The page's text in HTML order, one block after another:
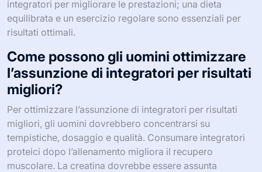
integratori per migliorare le prestazioni; una dieta
equilibrata e un esercizio regolare sono essenziali per
risultati ottimali.
Come possono gli uomini ottimizzare
l’assunzione di integratori per risultati
migliori?
Per ottimizzare l’assunzione di integratori per risultati
migliori, gli uomini dovrebbero concentrarsi su
tempistiche, dosaggio e qualità. Consumare integratori
proteici dopo l’allenamento migliora il recupero
muscolare. La creatina dovrebbe essere assunta